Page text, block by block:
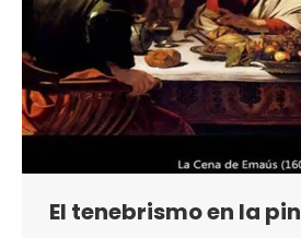
El tenebrismo en la